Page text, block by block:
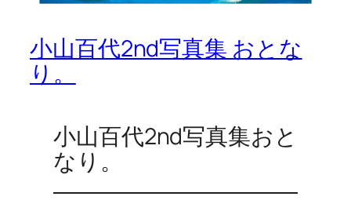
小山百代2nd写真集 おとな
り。
小山百代2nd写真集おと
なり。